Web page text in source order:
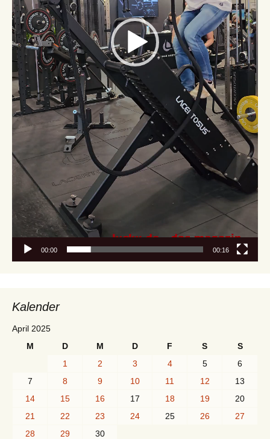
00:00 00:16
Kalender
April 2025
M
D M D F S
S
1
2 3 4 5
6
7
8 9 10 11 12
13
14
15 16 17 18 19
20
21
22 23 24 25 26
27
28
29
30